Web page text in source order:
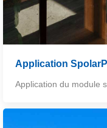
Application
Application du module